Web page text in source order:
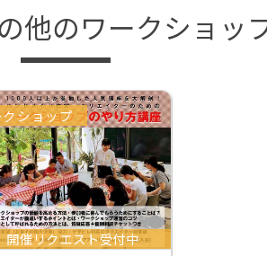
他のワークショッ
クショップ
開催リクエスト受付中